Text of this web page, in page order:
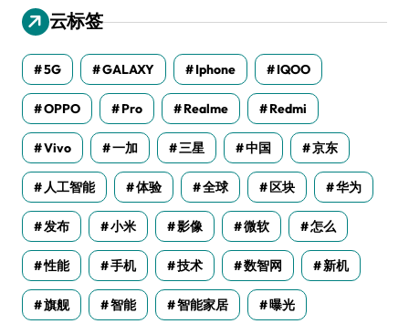
云标签
5G GALAXY Iphone IQOO
OPPO Pro Realme Redmi
Vivo 一加 三星 中国 京东
人工智能 体验 全球 区块 华为
发布 小米 影像 微软 怎么
性能 手机 技术 数智网 新机
旗舰 智能 智能家居 曝光